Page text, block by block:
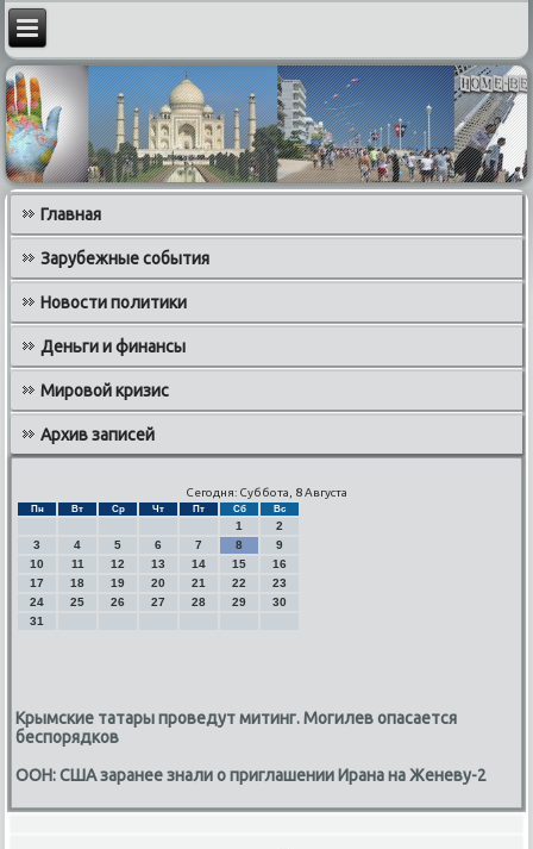
Главная
Зарубежные события
Новости политики
Деньги и финансы
Мировой кризис
Архив записей
Сегодня: Суббота, 8 Августа
Пн Вт Ср Чт Пт Сб Вс
1
2
3
4 5 6 7 8
9
10
11 12 13 14 15
16
17
18 19 20 21 22
23
24
25 26 27 28 29
30
31
Крымские татары проведут митинг. Могилев опасается
беспорядков
ООН: США заранее знали о приглашении Ирана на Женеву-2